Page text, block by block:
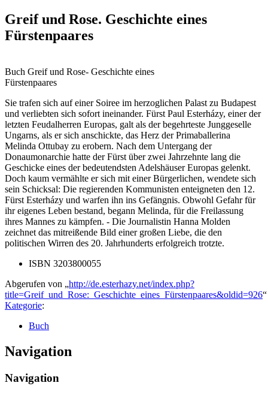
Greif und Rose. Geschichte eines
Fürstenpaares
Buch Greif und Rose- Geschichte eines
Fürstenpaares
Sie trafen sich auf einer Soiree im herzoglichen Palast zu Budapest
und verliebten sich sofort ineinander. Fürst Paul Esterházy, einer der
letzten Feudalherren Europas, galt als der begehrteste Junggeselle
Ungarns, als er sich anschickte, das Herz der Primaballerina
Melinda Ottubay zu erobern. Nach dem Untergang der
Donaumonarchie hatte der Fürst über zwei Jahrzehnte lang die
Geschicke eines der bedeutendsten Adelshäuser Europas gelenkt.
Doch kaum vermählte er sich mit einer Bürgerlichen, wendete sich
sein Schicksal: Die regierenden Kommunisten enteigneten den 12.
Fürst Esterházy und warfen ihn ins Gefängnis. Obwohl Gefahr für
ihr eigenes Leben bestand, begann Melinda, für die Freilassung
ihres Mannes zu kämpfen. - Die Journalistin Hanna Molden
zeichnet das mitreißende Bild einer großen Liebe, die den
politischen Wirren des 20. Jahrhunderts erfolgreich trotzte.
ISBN 3203800055
Abgerufen von „http://de.esterhazy.net/index.php?
title=Greif_und_Rose:_Geschichte_eines_Fürstenpaares&oldid=926“
Kategorie:
Buch
Navigation
Navigation